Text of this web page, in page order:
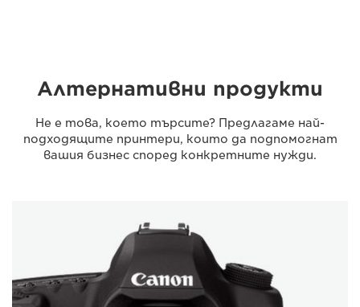
Алтернативни продукти
Не е това, което търсите? Предлагаме най-
подходящите принтери, които да подпомогнат
вашия бизнес според конкретните нужди.